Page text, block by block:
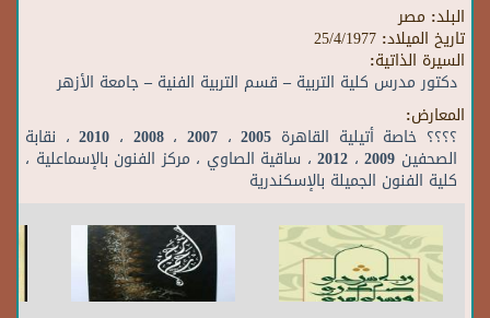
البلد: مصر
تاريخ الميلاد: 25/4/1977
السيرة الذاتية:
دكتور مدرس كلية التربية – قسم التربية الفنية – جامعة الأزهر
المعارض:
؟؟؟؟ خاصة أتيلية القاهرة 2005 ، 2007 ، 2008 ، 2010 ، نقابة
الصحفين 2009 ، 2012 ، ساقية الصاوي ، مركز الفنون بالإسماعلية ،
كلية الفنون الجميلة بالإسكندرية